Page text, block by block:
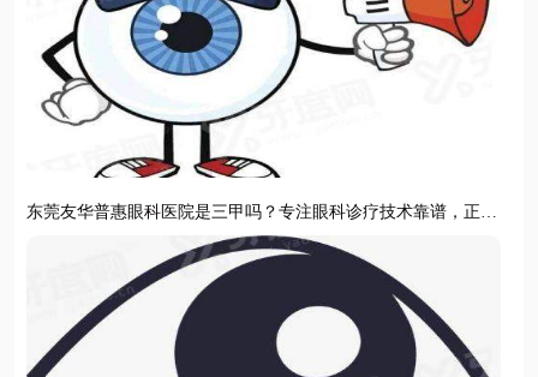
东莞友华普惠眼科医院是三甲吗？专注眼科诊疗技术靠谱，正规